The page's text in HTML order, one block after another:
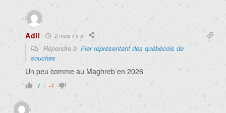
Adil 2 mois il y a
Répondre à Fier représentant des québécois de
souches
Un peu comme au Maghreb en 2026
7 -1